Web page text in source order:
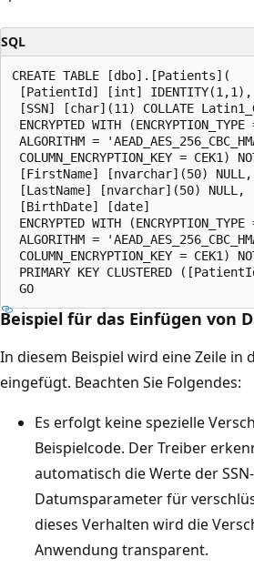
SQL
CREATE TABLE [dbo].[Patients](
[PatientId] [int] IDENTITY(1,1),
[SSN] [char](11) COLLATE
ENCRYPTED WITH
ALGORITHM =
COLUMN_ENCRYPTION_KEY = CEK1)
[FirstName] [nvarchar](50) NULL,
[LastName] [nvarchar](50) NULL,
[BirthDate] [date]
ENCRYPTED WITH (ENCRYPTION_TYPE
ALGORITHM =
COLUMN_ENCRYPTION_KEY = CEK1)
PRIMARY KEY CLUSTERED
Beispiel für das Einfügen von
In diesem Beispiel wird eine Zeile in
eingefügt. Beachten Sie Folgendes:
Es erfolgt keine spezielle
Beispielcode. Der Treiber
automatisch die Werte der
Datumsparameter für
dieses Verhalten wird die
Anwendung transparent.